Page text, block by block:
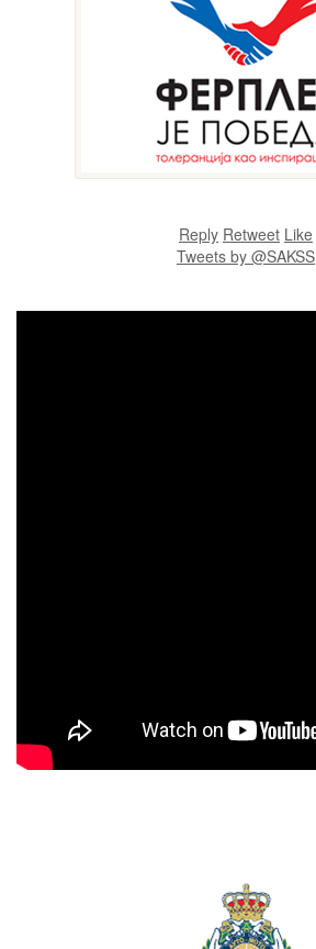
Reply Retweet Like
Tweets by @SAKSS